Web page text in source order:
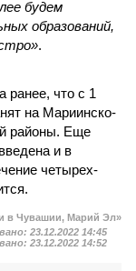
будем
образований,
.
ранее, что с 1
на Мариинско-
районы. Еще
и в
четырех-
в Чувашии, Марий Эл»
23.12.2022 14:45
23.12.2022 14:52